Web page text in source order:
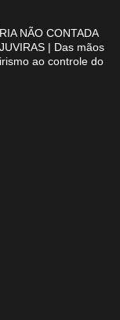
NÃO CONTADA
| Das mãos
ao controle do